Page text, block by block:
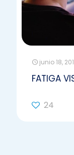
junio 18,
FATIGA
24